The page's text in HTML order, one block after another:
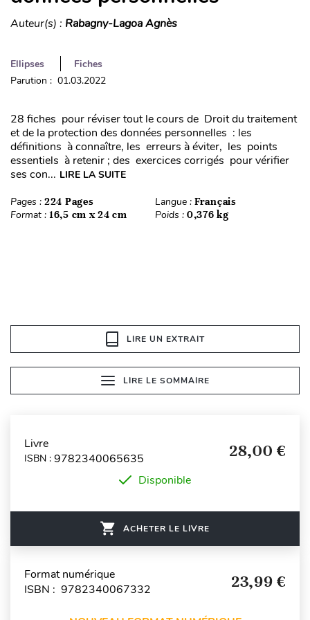
Auteur(s) : Rabagny-Lagoa Agnès
Ellipses
Fiches
Parution : 01.03.2022
28 fiches pour réviser tout le cours de Droit du traitement
et de la protection des données personnelles : les
définitions à connaître, les erreurs à éviter, les points
essentiels à retenir ; des exercices corrigés pour vérifier
ses con... LIRE LA SUITE
Pages : 224 Pages Langue : Français
Format : 16,5 cm x 24 cm Poids : 0,376 kg
LIRE UN EXTRAIT
LIRE LE SOMMAIRE
Livre
ISBN : 9782340065635 28,00 €
Disponible
ACHETER LE LIVRE
Format numérique
ISBN : 9782340067332
23,99 €